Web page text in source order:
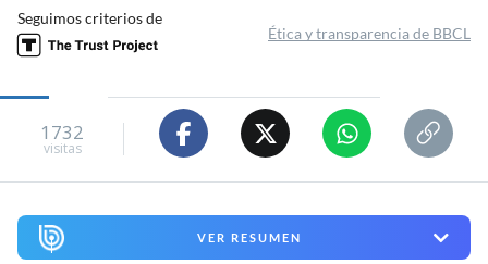
Seguimos criterios de
Ética y transparencia de BBCL
1732
visitas
VER RESUMEN